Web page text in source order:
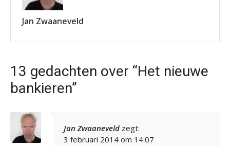
Jan Zwaaneveld
13 gedachten over “Het nieuwe
bankieren”
Jan Zwaaneveld zegt:
3 februari 2014 om 14:07